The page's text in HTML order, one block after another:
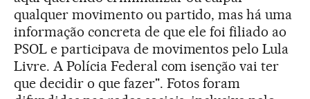
qualquer movimento ou partido, mas há uma
informação concreta de que ele foi filiado ao
PSOL e participava de movimentos pelo Lula
Livre. A Polícia Federal com isenção vai ter
que decidir o que fazer". Fotos foram